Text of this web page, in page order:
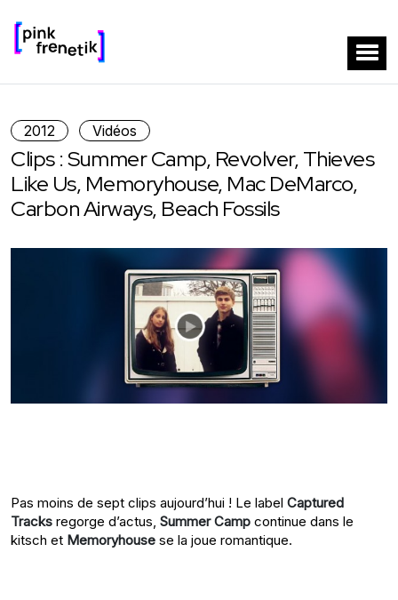
2012 Vidéos
Clips : Summer Camp, Revolver, Thieves
Like Us, Memoryhouse, Mac DeMarco,
Carbon Airways, Beach Fossils
Pas moins de sept clips aujourd’hui ! Le label Captured
Tracks regorge d’actus, Summer Camp continue dans le
kitsch et Memoryhouse se la joue romantique.